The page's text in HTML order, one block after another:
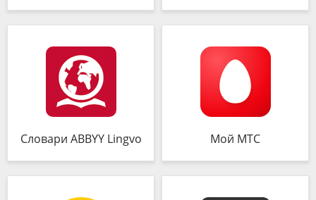
Словари ABBYY Lingvo Мой МТС